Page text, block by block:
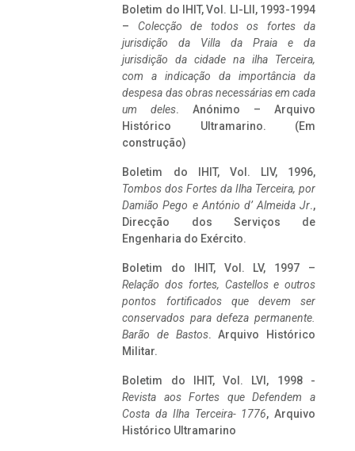
Boletim do IHIT, Vol. LI-LII, 1993-1994
– Colecção de todos os fortes da
jurisdição da Villa da Praia e da
jurisdição da cidade na ilha Terceira,
com a indicação da importância da
despesa das obras necessárias em cada
um deles. Anónimo – Arquivo
Histórico Ultramarino. (Em
construção)
Boletim do IHIT, Vol. LIV, 1996,
Tombos dos Fortes da Ilha Terceira, por
Damião Pego e António d’ Almeida Jr.,
Direcção dos Serviços de
Engenharia do Exército.
Boletim do IHIT, Vol. LV, 1997 –
Relação dos fortes, Castellos e outros
pontos fortificados que devem ser
conservados para defeza permanente.
Barão de Bastos. Arquivo Histórico
Militar.
Boletim do IHIT, Vol. LVI, 1998 -
Revista aos Fortes que Defendem a
Costa da Ilha Terceira- 1776, Arquivo
Histórico Ultramarino